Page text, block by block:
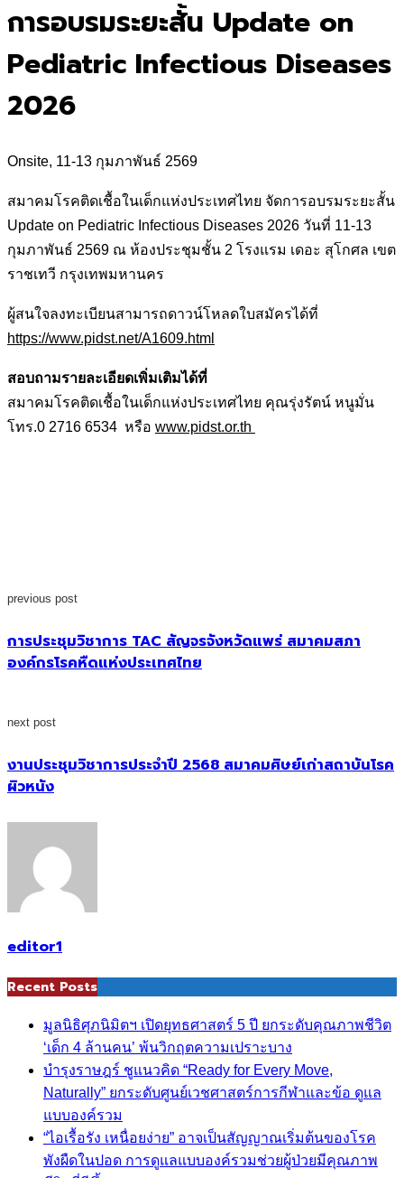
การอบรมระยะสั้น Update on
Pediatric Infectious Diseases
2026
Onsite, 11-13 กุมภาพันธ์ 2569
สมาคมโรคติดเชื้อในเด็กแห่งประเทศไทย จัดการอบรมระยะสั้น
Update on Pediatric Infectious Diseases 2026 วันที่ 11-13
กุมภาพันธ์ 2569 ณ ห้องประชุมชั้น 2 โรงแรม เดอะ สุโกศล เขต
ราชเทวี กรุงเทพมหานคร
ผู้สนใจลงทะเบียนสามารถดาวน์โหลดใบสมัครได้ที่
https://www.pidst.net/A1609.html
สอบถามรายละเอียดเพิ่มเติมได้ที่
สมาคมโรคติดเชื้อในเด็กแห่งประเทศไทย คุณรุ่งรัตน์ หนูมั่น
โทร.0 2716 6534 หรือ www.pidst.or.th
previous post
การประชุมวิชาการ TAC สัญจรจังหวัดแพร่ สมาคมสภา
องค์กรโรคหืดแห่งประเทศไทย
next post
งานประชุมวิชาการประจำปี 2568 สมาคมศิษย์เก่าสถาบันโรค
ผิวหนัง
editor1
Recent Posts
มูลนิธิศุภนิมิตฯ เปิดยุทธศาสตร์ 5 ปี ยกระดับคุณภาพชีวิต
‘เด็ก 4 ล้านคน’ พ้นวิกฤตความเปราะบาง
บำรุงราษฎร์ ชูแนวคิด “Ready for Every Move,
Naturally” ยกระดับศูนย์เวชศาสตร์การกีฬาและข้อ ดูแล
แบบองค์รวม
“ไอเรื้อรัง เหนื่อยง่าย” อาจเป็นสัญญาณเริ่มต้นของโรค
พังผืดในปอด การดูแลแบบองค์รวมช่วยผู้ป่วยมีคุณภาพ